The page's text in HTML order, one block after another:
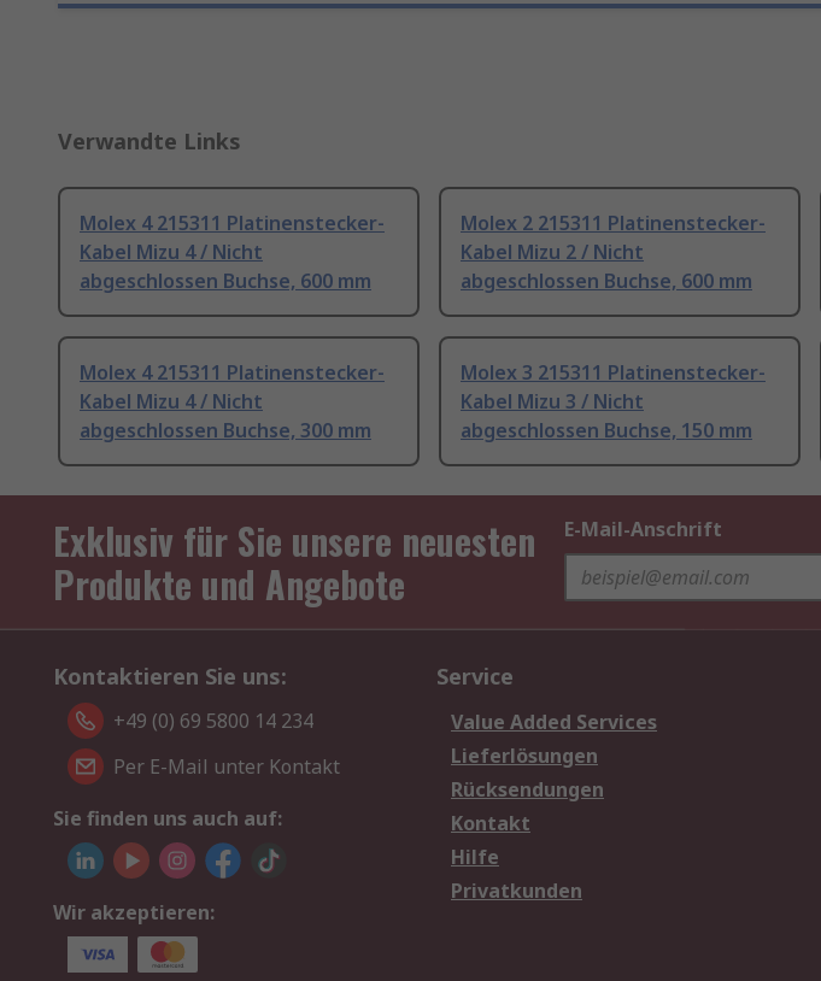
Verwandte Links
Molex 4 215311 Platinenstecker-
Kabel Mizu 4 / Nicht
abgeschlossen Buchse, 600 mm
Molex 2 215311 Platinenstecker-
Kabel Mizu 2 / Nicht
abgeschlossen Buchse, 600 mm
Molex 4 215311 Platinenstecker-
Kabel Mizu 4 / Nicht
abgeschlossen Buchse, 300 mm
Molex 3 215311 Platinenstecker-
Kabel Mizu 3 / Nicht
abgeschlossen Buchse, 150 mm
Exklusiv für Sie unsere neuesten
Produkte und Angebote
E-Mail-Anschrift
Kontaktieren Sie uns:
+49 (0) 69 5800 14 234
Per E-Mail unter Kontakt
Sie finden uns auch auf:
Wir akzeptieren:
Service
Value Added Services
Lieferlösungen
Rücksendungen
Kontakt
Hilfe
Privatkunden